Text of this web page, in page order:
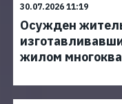
30.07.2026 11:19
Осужден
жилом многоква